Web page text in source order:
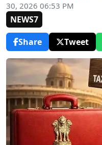
30, 2026 06:53 PM
NEWS7
Share
Tweet